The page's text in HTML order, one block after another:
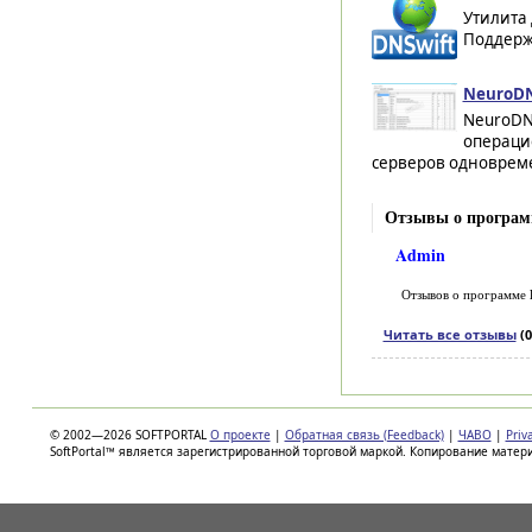
серверов
Отзывы о
Admin
Отзывов о программе
Читать все отзывы
© 2002—2026 SOFTPORTAL О проекте | Обратная связь (Feedback) | ЧАВО |
SoftPortal™ является зарегистрированной торговой маркой. Копирование